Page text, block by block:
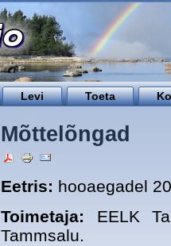
Levi Toeta
Mõttelõngad
Eetris: hooaegadel
Toimetaja: EELK
Tammsalu.